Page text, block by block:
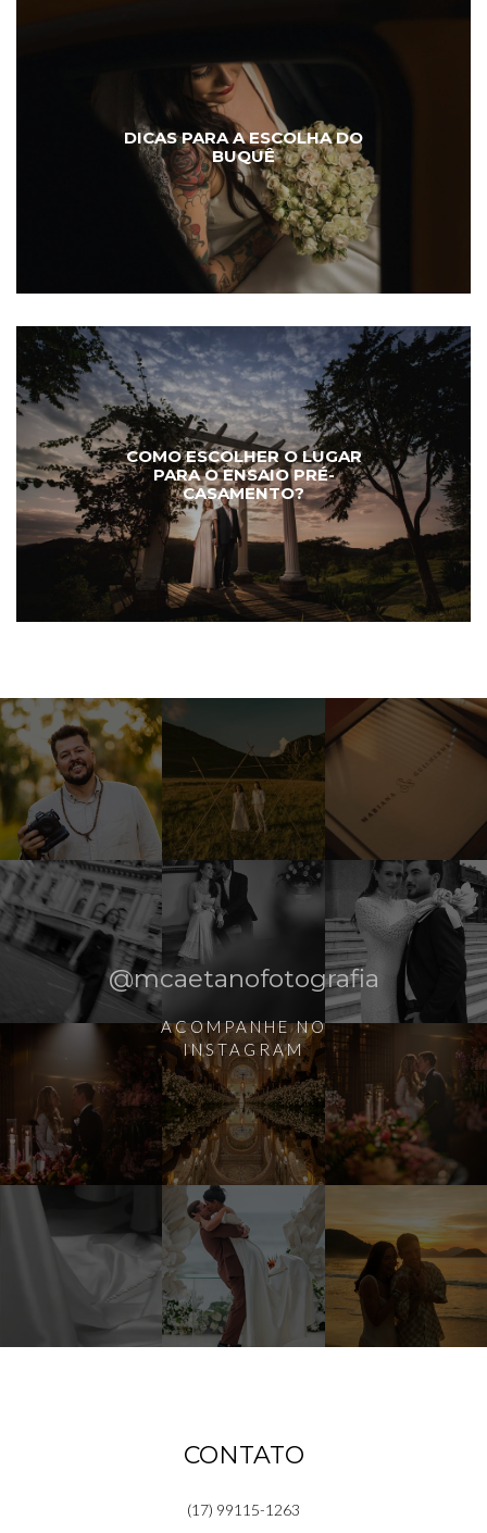
DICAS PARA A ESCOLHA DO
BUQUÊ
COMO ESCOLHER O LUGAR
PARA O ENSAIO PRÉ-
CASAMENTO?
@mcaetanofotografia
ACOMPANHE NO
INSTAGRAM
CONTATO
(17) 99115-1263